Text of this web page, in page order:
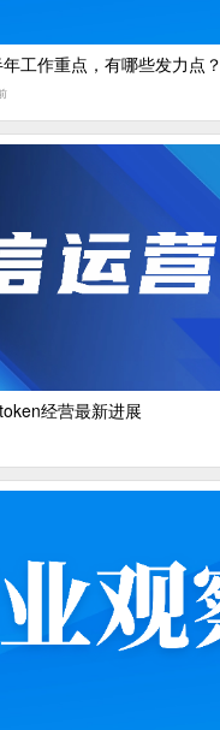
工作重点，有哪些发力点？
经营最新进展